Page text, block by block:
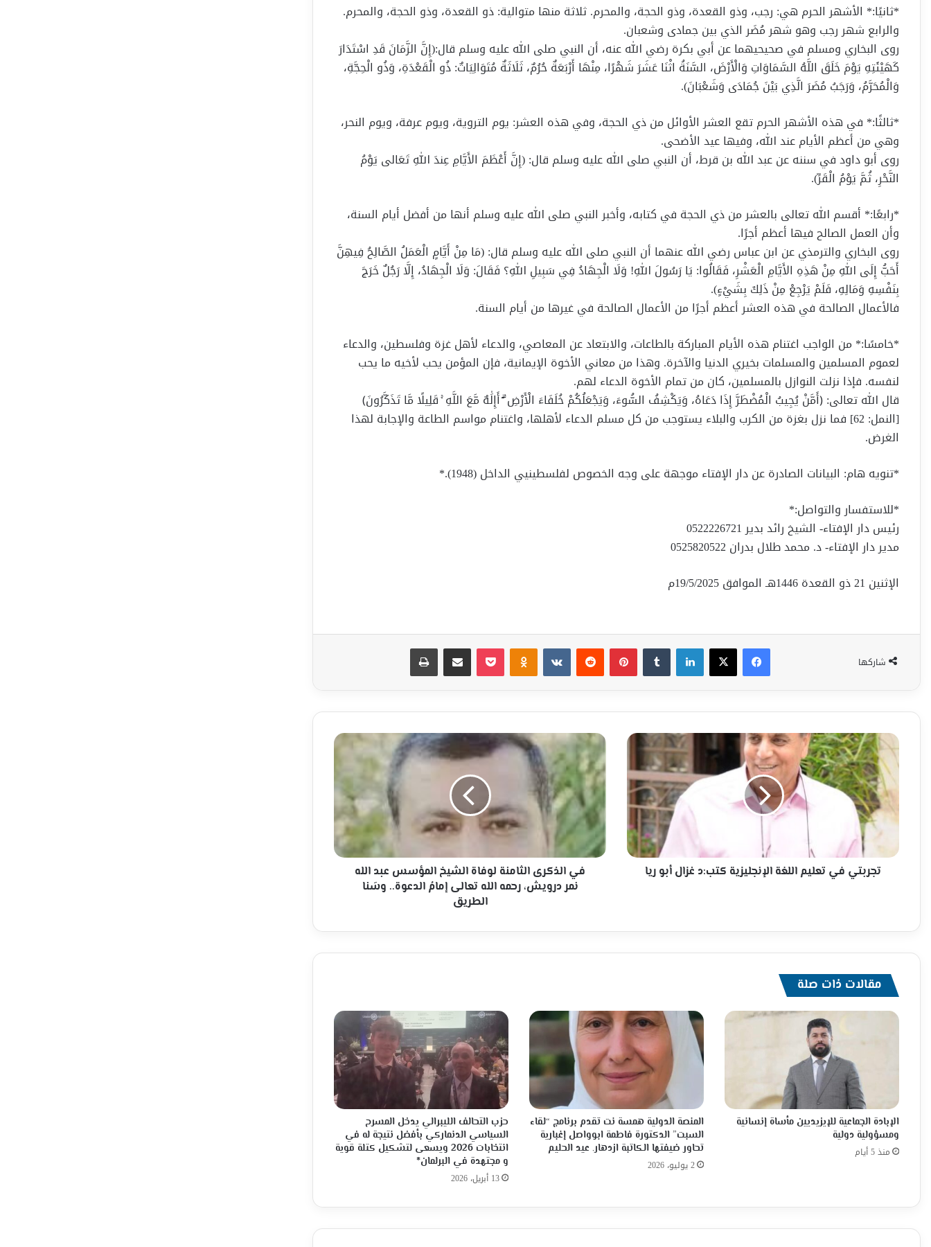
*ثانيًا:* الأشهر الحرم هي: رجب، وذو القعدة، وذو الحجة، والمحرم. ثلاثة منها متوالية: ذو القعدة، وذو الحجة، والمحرم.
والرابع شهر رجب وهو شهر مُضَر الذي بين جمادى وشعبان.
روى البخاري ومسلم في صحيحيهما عن أبي بكرة رضي الله عنه، أن النبي صلى الله عليه وسلم قال:(إِنَّ الزَّمَانَ قَدِ اسْتَدَارَ
كَهَيْئَتِهِ يَوْمَ خَلَقَ اللَّهُ السَّمَاوَاتِ وَالْأَرْضَ، السَّنَةُ اثْنَا عَشَرَ شَهْرًا، مِنْهَا أَرْبَعَةٌ حُرُمٌ، ثَلَاثَةٌ مُتَوَالِيَاتٌ: ذُو الْقَعْدَةِ، وَذُو الْحِجَّةِ،
وَالْمُحَرَّمُ، وَرَجَبُ مُضَرَ الَّذِي بَيْنَ جُمَادَى وَشَعْبَانَ).
*ثالثًا:* في هذه الأشهر الحرم تقع العشر الأوائل من ذي الحجة، وفي هذه العشر: يوم التروية، ويوم عرفة، ويوم النحر،
وهي من أعظم الأيام عند الله، وفيها عيد الأضحى.
روى أبو داود في سننه عن عبد الله بن قرط، أن النبي صلى الله عليه وسلم قال: (إِنَّ أَعْظَمَ الأَيَّامِ عِندَ اللهِ تَعَالى يَوْمُ
النَّحْرِ، ثُمَّ يَوْمُ الْقَرِّ).
*رابعًا:* أقسم الله تعالى بالعشر من ذي الحجة في كتابه، وأخبر النبي صلى الله عليه وسلم أنها من أفضل أيام السنة،
وأن العمل الصالح فيها أعظم أجرًا.
روى البخاري والترمذي عن ابن عباس رضي الله عنهما أن النبي صلى الله عليه وسلم قال: (مَا مِنْ أَيَّامٍ الْعَمَلُ الصَّالِحُ فِيهِنَّ
أَحَبُّ إِلَى اللهِ مِنْ هَذِهِ الأَيَّامِ الْعَشْرِ، فَقَالُوا: يَا رَسُولَ اللهِ! وَلَا الْجِهَادُ فِي سَبِيلِ اللهِ؟ فَقَالَ: وَلَا الْجِهَادُ، إِلَّا رَجُلٌ خَرَجَ
بِنَفْسِهِ وَمَالِهِ، فَلَمْ يَرْجِعْ مِنْ ذَلِكَ بِشَيْءٍ).
فالأعمال الصالحة في هذه العشر أعظم أجرًا من الأعمال الصالحة في غيرها من أيام السنة.
*خامسًا:* من الواجب اغتنام هذه الأيام المباركة بالطاعات، والابتعاد عن المعاصي، والدعاء لأهل غزة وفلسطين، والدعاء
لعموم المسلمين والمسلمات بخيري الدنيا والآخرة. وهذا من معاني الأخوة الإيمانية، فإن المؤمن يحب لأخيه ما يحب
لنفسه. فإذا نزلت النوازل بالمسلمين، كان من تمام الأخوة الدعاء لهم.
قال الله تعالى: ﴿أَمَّنْ يُجِيبُ الْمُضْطَرَّ إِذَا دَعَاهُ، وَيَكْشِفُ السُّوءَ، وَيَجْعَلُكُمْ خُلَفَاءَ الْأَرْضِ ۗ أَإِلَٰهٌ مَّعَ اللَّهِ ۚ قَلِيلًا مَّا تَذَكَّرُونَ﴾
[النمل: 62] فما نزل بغزة من الكرب والبلاء يستوجب من كل مسلم الدعاء لأهلها، واغتنام مواسم الطاعة والإجابة لهذا
الغرض.
*تنويه هام: البيانات الصادرة عن دار الإفتاء موجهة على وجه الخصوص لفلسطينيي الداخل (1948).*
*للاستفسار والتواصل:*
رئيس دار الإفتاء- الشيخ رائد بدير 0522226721
مدير دار الإفتاء- د. محمد طلال بدران 0525820522
الإثنين 21 ذو القعدة 1446هـ الموافق 19/5/2025م
شاركها
فيسبوك‫X لينكدإن بينتيريست Odnoklassniki
‫Pocket مشاركة عبر البريد طباعة
تجربتي
في
تعليم
اللغة
الإنجليزية
كتب:د
غزال
ريا
تجربتي في تعليم اللغة الإنجليزية كتب:د غزال أبو ريا
في
الذكرى
الثامنة
لوفاة
الشيخ
المؤسس
عبد
الله
نمر
درويش،
إمامُ
وسَنا
في الذكرى الثامنة لوفاة الشيخ المؤسس عبد الله
نمر درويش، رحمه الله تعالى إمامُ الدعوة.. وسَنا
الطريق
مقالات ذات صلة
الإبادة الجماعية للإيزيديين مأساة إنسانية
ومسؤولية دولية
منذ 5 أيام
المنصة الدولية همسة نت تقدم برنامج “لقاء
السبت” الدكتورة فاطمة ابوواصل إغبارية
تحاور ضيفتها الكاتبة ازدهار. عيد الحليم
2 يوليو، 2026
حزب التحالف الليبرالي يدخل المسرح
السياسي الدنماركي بأفضل نتيجة له في
انتخابات 2026 ويسعى لتشكيل كتلة قوية
و مجتهدة في البرلمان*
13 أبريل، 2026